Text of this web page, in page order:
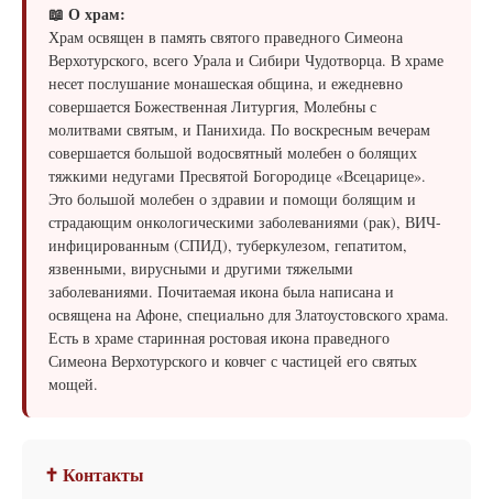
📖 О храм:
Храм освящен в память святого праведного Симеона
Верхотурского, всего Урала и Сибири Чудотворца. В храме
несет послушание монашеская община, и ежедневно
совершается Божественная Литургия, Молебны с
молитвами святым, и Панихида. По воскресным вечерам
совершается большой водосвятный молебен о болящих
тяжкими недугами Пресвятой Богородице «Всецарице».
Это большой молебен о здравии и помощи болящим и
страдающим онкологическими заболеваниями (рак), ВИЧ-
инфицированным (СПИД), туберкулезом, гепатитом,
язвенными, вирусными и другими тяжелыми
заболеваниями. Почитаемая икона была написана и
освящена на Афоне, специально для Златоустовского храма.
Есть в храме старинная ростовая икона праведного
Симеона Верхотурского и ковчег с частицей его святых
мощей.
✝ Контакты